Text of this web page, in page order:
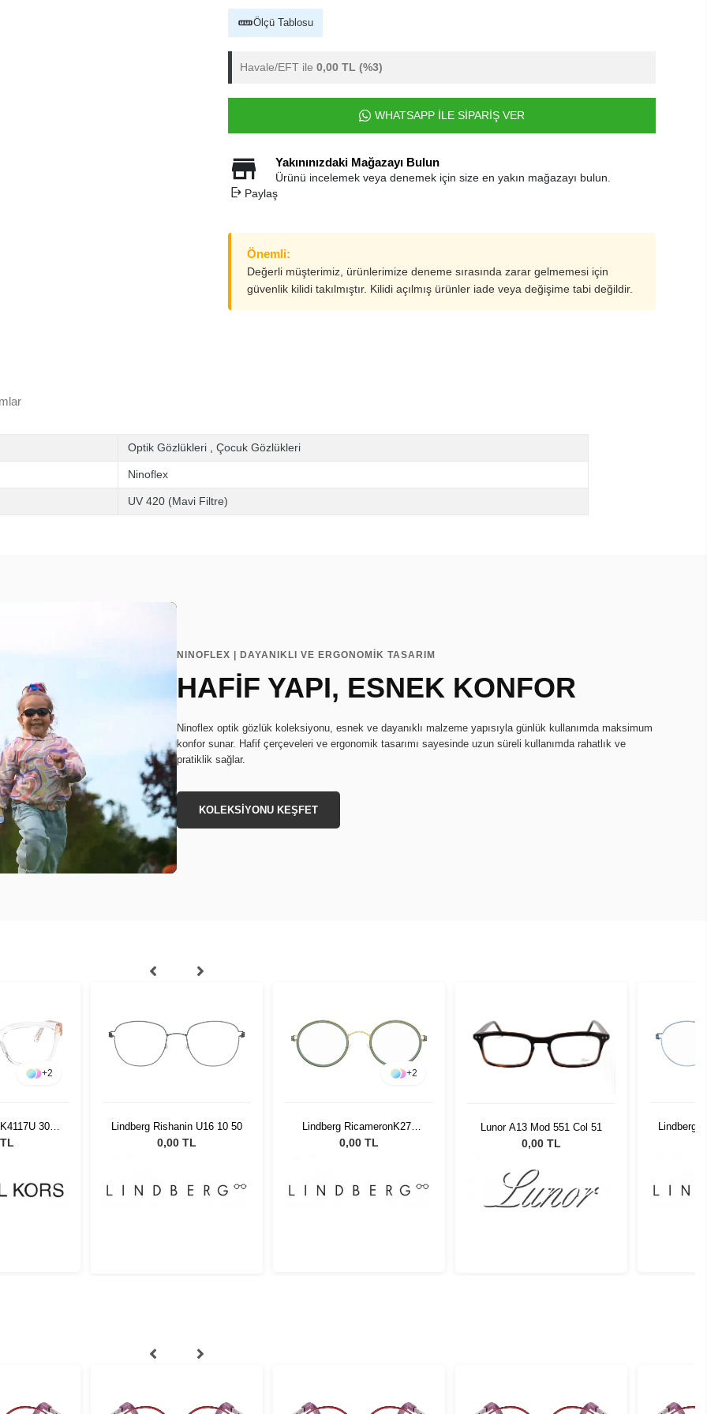
Ölçü Tablosu
Havale/EFT ile 0,00 TL (%3)
WHATSAPP İLE SİPARİŞ VER
Yakınınızdaki Mağazayı Bulun
Ürünü incelemek veya denemek için size en yakın mağazayı bulun.
Paylaş
Önemli:
Değerli müşterimiz, ürünlerimize deneme sırasında zarar gelmemesi için
güvenlik kilidi takılmıştır. Kilidi açılmış ürünler iade veya değişime tabi değildir.
Optik Gözlükleri Çocuk Gözlükleri
Ninoflex
UV 420 (Mavi Filtre)
NINOFLEX | DAYANIKLI VE ERGONOMİK TASARIM
HAFİF YAPI, ESNEK KONFOR
Ninoflex optik gözlük koleksiyonu, esnek ve dayanıklı malzeme yapısıyla günlük kullanımda maksimum
konfor sunar. Hafif çerçeveleri ve ergonomik tasarımı sayesinde uzun süreli kullanımda rahatlık ve
pratiklik sağlar.
KOLEKSİYONU KEŞFET
+2
3015 Lindberg Rishanin U16 10 50
0,00 TL
+2
Lindberg RicameronK277
P30 46
0,00 TL
Lunor A13 Mod 551 Col 51
0,00 TL
Lindberg